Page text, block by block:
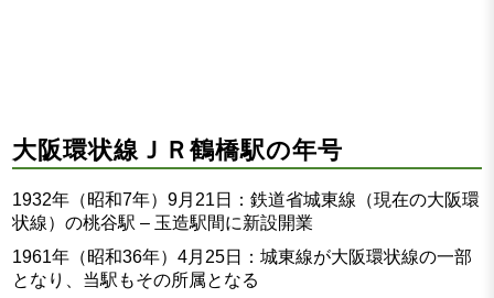
大阪環状線ＪＲ鶴橋駅の年号
1932年（昭和7年）9月21日：鉄道省城東線（現在の大阪環
状線）の桃谷駅 – 玉造駅間に新設開業
1961年（昭和36年）4月25日：城東線が大阪環状線の一部
となり、当駅もその所属となる